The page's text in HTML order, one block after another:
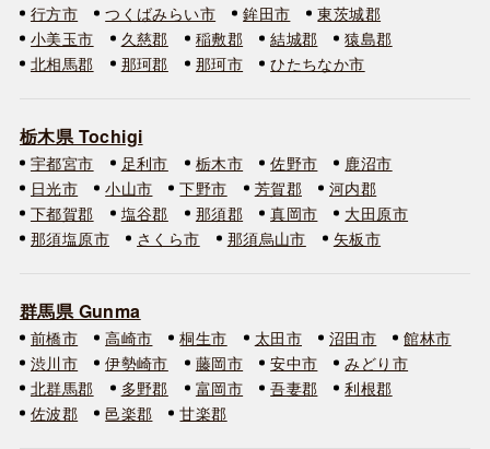
行方市
つくばみらい市 鉾田市
東茨城郡
小美玉市
久慈郡 稲敷郡 結城郡
猿島郡
北相馬郡
那珂郡 那珂市 ひたちなか市
栃木県 Tochigi
宇都宮市 足利市 栃木市 佐野市
鹿沼市
日光市
小山市 下野市 芳賀郡
河内郡
下都賀郡
塩谷郡 那須郡 真岡市
大田原市
那須塩原市
さくら市 那須烏山市 矢板市
群馬県 Gunma
前橋市 高崎市 桐生市 太田市 沼田市
館林市
渋川市
伊勢崎市 藤岡市 安中市
みどり市
北群馬郡
多野郡 富岡市 吾妻郡
利根郡
佐波郡
邑楽郡 甘楽郡